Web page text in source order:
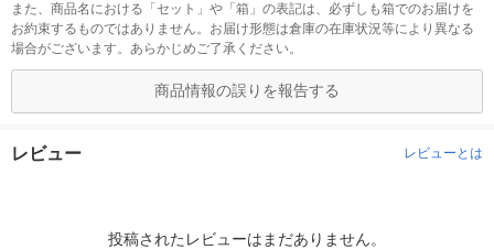
また、商品名における「セット」や「箱」の表記は、必ずしも箱でのお届けを
お約束するものではありません。お届け形態は倉庫の在庫状況等により異なる
場合がございます。あらかじめご了承ください。
商品情報の誤りを報告する
レビュー レビューとは
投稿されたレビューはまだありません。